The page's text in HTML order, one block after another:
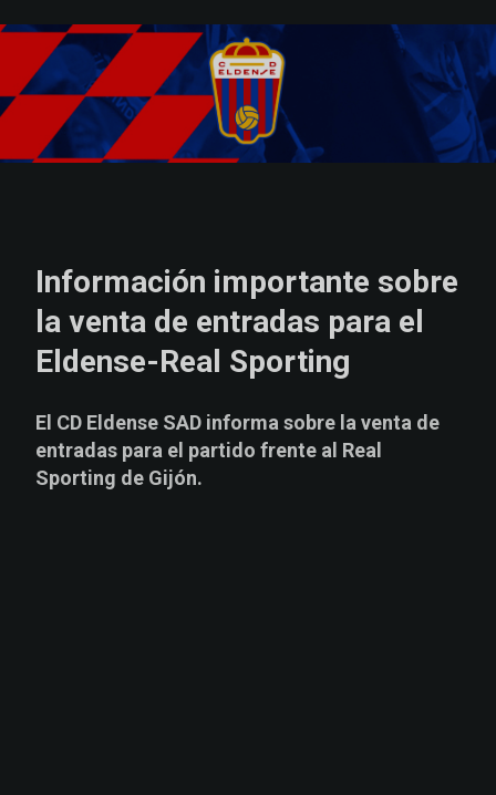
Información importante sobre
la venta de entradas para el
Eldense-Real Sporting
El CD Eldense SAD informa sobre la venta de
entradas para el partido frente al Real
Sporting de Gijón.